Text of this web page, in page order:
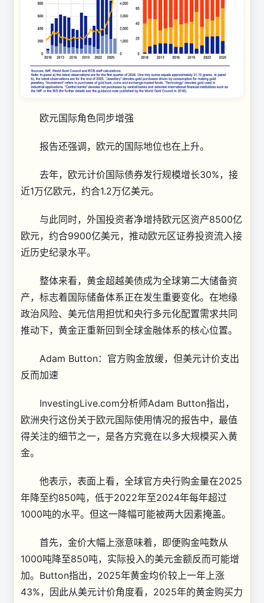
欧元国际角色同步增强
报告还强调，欧元的国际地位也在上升。
去年，欧元计价国际债券发行规模增长30%，接
近1万亿欧元，约合1.2万亿美元。
与此同时，外国投资者净增持欧元区资产8500亿
欧元，约合9900亿美元，推动欧元区证券投资流入接
近历史纪录水平。
整体来看，黄金超越美债成为全球第二大储备资
产，标志着国际储备体系正在发生重要变化。在地缘
政治风险、美元信用担忧和央行多元化配置需求共同
推动下，黄金正重新回到全球金融体系的核心位置。
Adam Button：官方购金放缓，但美元计价支出
反而加速
InvestingLive.com分析师Adam Button指出，
欧洲央行这份关于欧元国际使用情况的报告中，最值
得关注的细节之一，是各方究竟在以多大规模买入黄
金。
他表示，表面上看，全球官方央行购金量在2025
年降至约850吨，低于2022年至2024年每年超过
1000吨的水平。但这一降幅可能被两大因素掩盖。
首先，金价大幅上涨意味着，即便购金吨数从
1000吨降至850吨，实际投入的美元金额反而可能增
加。Button指出，2025年黄金均价较上一年上涨
43%，因此从美元计价角度看，2025年的黄金购买力